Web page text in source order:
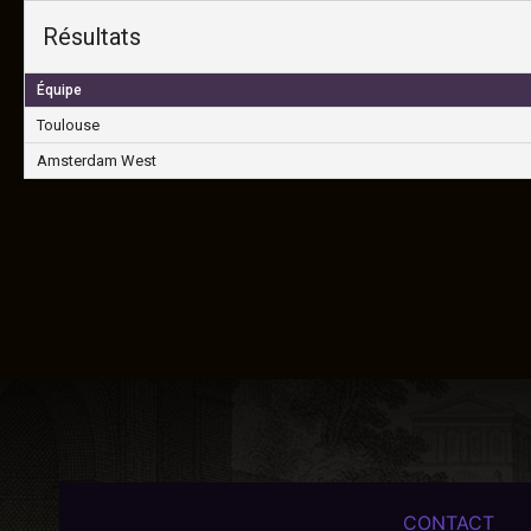
Résultats
Équipe
Toulouse
Amsterdam West
CONTACT